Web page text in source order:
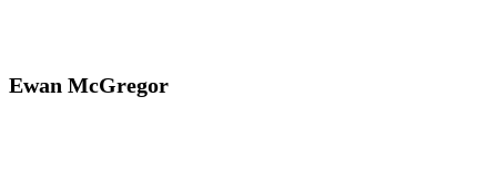
Ewan McGregor